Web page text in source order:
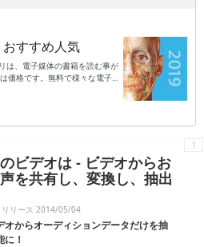
すすめ人気
は、電子媒体の書籍を読む事が
価格です。無料で様々な電子
合があります。2つ目は品揃
しむ事ができます。洋書や全巻
います。前回読んだ特定の箇
るのです。便利に読書を楽しみ
きましょう。※紹介中のアプリ
ビデオは - ビデオからお
を共有し、変換し、抽出
リリース 2014/05/04
オからオーディションデータだけを抽
！
1